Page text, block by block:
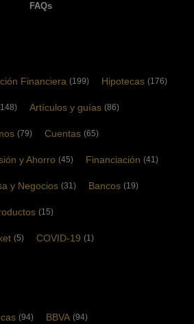
FAQs
Financiera (199) Hipotecas (176)
Artículos y guías (86)
(79) Cuentas (65)
y Ahorro (45) Financiación (41)
y Negocios (31) Bancos (19)
(15)
(5) COVID-19 (1)
(94) BBVA (94)